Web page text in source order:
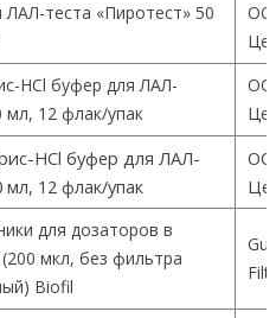
ЛАЛ-теста «Пиротест» 50
HCl буфер для ЛАЛ-
мл, 12 флак/упак
HCl буфер для ЛАЛ-
мл, 12 флак/упак
для дозаторов в
мкл, без фильтра
Biofil